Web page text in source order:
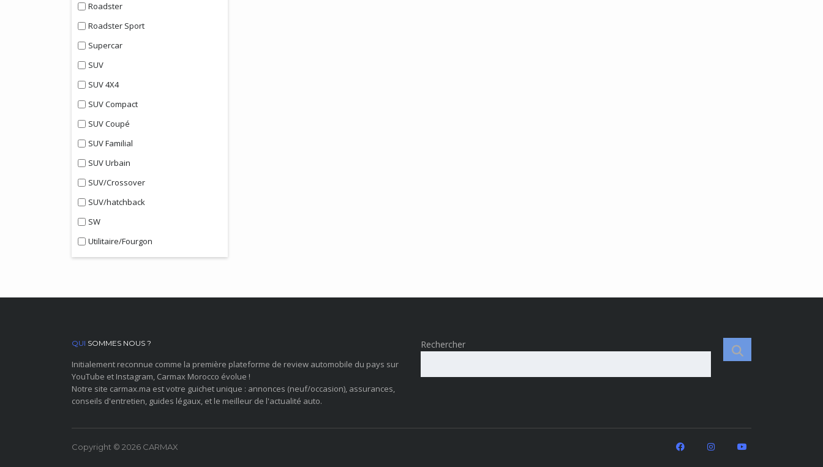
Roadster
Roadster Sport
Supercar
SUV
SUV 4X4
SUV Compact
SUV Coupé
SUV Familial
SUV Urbain
SUV/Crossover
SUV/hatchback
SW
Utilitaire/Fourgon
QUI SOMMES NOUS ?
Initialement reconnue comme la première plateforme de review automobile du pays sur
YouTube et Instagram, Carmax Morocco évolue !
Notre site carmax.ma est votre guichet unique : annonces (neuf/occasion), assurances,
conseils d'entretien, guides légaux, et le meilleur de l'actualité auto.
Rechercher
Copyright © 2026 CARMAX